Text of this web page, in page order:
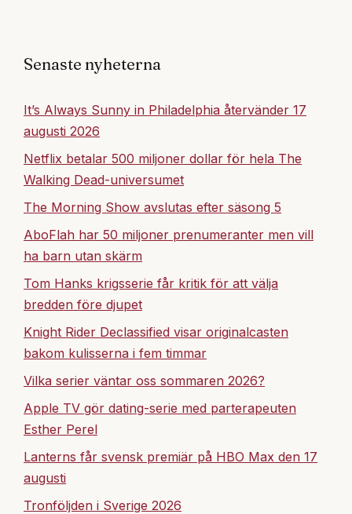
Senaste nyheterna
It’s Always Sunny in Philadelphia återvänder 17
augusti 2026
Netflix betalar 500 miljoner dollar för hela The
Walking Dead-universumet
The Morning Show avslutas efter säsong 5
AboFlah har 50 miljoner prenumeranter men vill
ha barn utan skärm
Tom Hanks krigsserie får kritik för att välja
bredden före djupet
Knight Rider Declassified visar originalcasten
bakom kulisserna i fem timmar
Vilka serier väntar oss sommaren 2026?
Apple TV gör dating-serie med parterapeuten
Esther Perel
Lanterns får svensk premiär på HBO Max den 17
augusti
Tronföljden i Sverige 2026